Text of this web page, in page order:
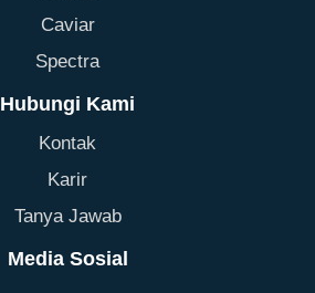
Caviar
Spectra
Hubungi Kami
Kontak
Karir
Tanya Jawab
Media Sosial